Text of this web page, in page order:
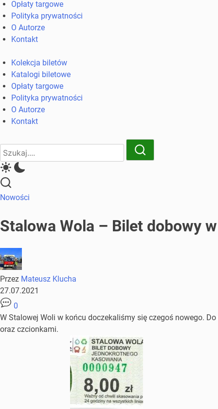
komunikacji
miejskiej
Opłaty targowe
Polityka prywatności
O Autorze
Kontakt
Kolekcja biletów
Katalogi biletowe
Opłaty targowe
Polityka prywatności
O Autorze
Kontakt
Close
Search
Search
Nowości
Stalowa Wola – Bilet dobowy
Przez Mateusz Klucha
27.07.2021
0
W Stalowej Woli w końcu doczekaliśmy się czegoś nowego.
oraz czcionkami.